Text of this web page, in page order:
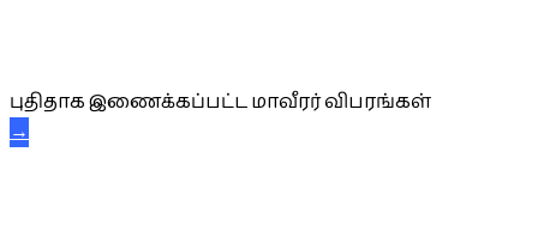
புதிதாக இணைக்கப்பட்ட மாவீரர் விபரங்கள்
→